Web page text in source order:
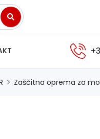
Zaščitna oprema za